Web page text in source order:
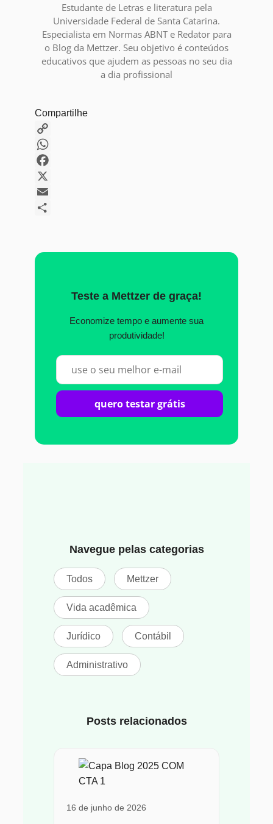
Estudante de Letras e literatura pela
Universidade Federal de Santa Catarina.
Especialista em Normas ABNT e Redator para
o Blog da Mettzer. Seu objetivo é conteúdos
educativos que ajudem as pessoas no seu dia
a dia profissional
Compartilhe
Copy
Link
WhatsApp
Facebook
X
Email
Teste a Mettzer de graça!
Economize tempo e aumente sua
produtividade!
quero testar grátis
Navegue pelas categorias
Todos Mettzer
Vida acadêmica
Jurídico Contábil
Administrativo
Posts relacionados
16 de junho de 2026